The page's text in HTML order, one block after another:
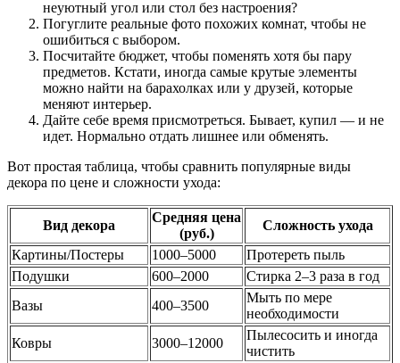
неуютный угол или стол без настроения?
Погуглите реальные фото похожих комнат, чтобы не
ошибиться с выбором.
Посчитайте бюджет, чтобы поменять хотя бы пару
предметов. Кстати, иногда самые крутые элементы
можно найти на барахолках или у друзей, которые
меняют интерьер.
Дайте себе время присмотреться. Бывает, купил — и не
идет. Нормально отдать лишнее или обменять.
Вот простая таблица, чтобы сравнить популярные виды
декора по цене и сложности ухода:
Вид декора
Средняя цена
(руб.)
Сложность ухода
Картины/Постеры
1000–5000
Протереть пыль
Подушки
600–2000
Стирка 2–3 раза в год
Вазы
400–3500
Мыть по мере
необходимости
Ковры
3000–12000
Пылесосить и иногда
чистить